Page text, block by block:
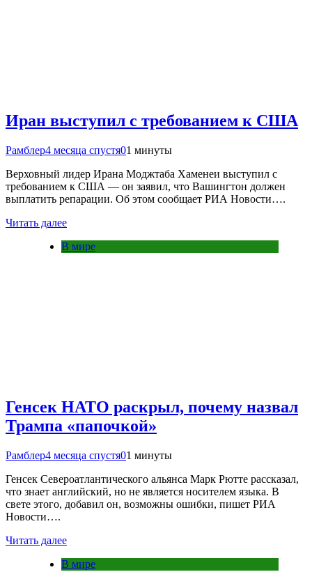
Иран выступил с требованием к США
Рамблер4 месяца спустя01 минуты
Верховный лидер Ирана Моджтаба Хаменеи выступил с
требованием к США — он заявил, что Вашингтон должен
выплатить репарации. Об этом сообщает РИА Новости….
Читать далее
В мире
Генсек НАТО раскрыл, почему назвал
Трампа «папочкой»
Рамблер4 месяца спустя01 минуты
Генсек Североатлантического альянса Марк Рютте рассказал,
что знает английский, но не является носителем языка. В
свете этого, добавил он, возможны ошибки, пишет РИА
Новости….
Читать далее
В мире